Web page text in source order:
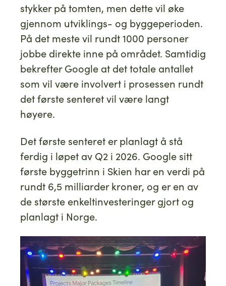
stykker på tomten, men dette vil øke
gjennom utviklings- og byggeperioden.
På det meste vil rundt 1000 personer
jobbe direkte inne på området. Samtidig
bekrefter Google at det totale antallet
som vil være involvert i prosessen rundt
det første senteret vil være langt
høyere.
Det første senteret er planlagt å stå
ferdig i løpet av Q2 i 2026. Google sitt
første byggetrinn i Skien har en verdi på
rundt 6,5 milliarder kroner, og er en av
de største enkeltinvesteringer gjort og
planlagt i Norge.